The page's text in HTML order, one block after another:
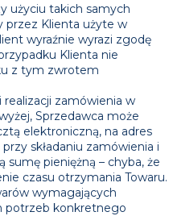
użyciu takich samych
przez Klienta użyte w
wyraźnie wyrazi zgodę
Klienta nie
z tym zwrotem
zamówienia w
Sprzedawca może
elektroniczną, na adres
składaniu zamówienia i
sumę pieniężną – chyba, że
czasu otrzymania Towaru.
wymagających
potrzeb konkretnego